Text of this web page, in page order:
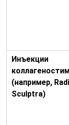
Инъекции
(например,
Sculptra)